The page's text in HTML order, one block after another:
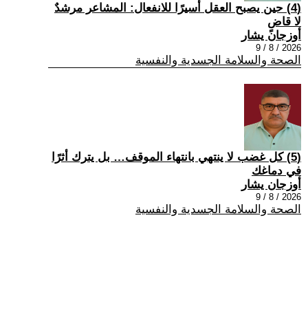
(4) حين يصبح العقل أسيرًا للانفعال: المشاعر مرشدٌ
لا قاضٍ
أوزجان يشار
2026 / 8 / 9
الصحة والسلامة الجسدية والنفسية
(5) كل غضب لا ينتهي بانتهاء الموقف… بل يترك أثرًا
في دماغك
أوزجان يشار
2026 / 8 / 9
الصحة والسلامة الجسدية والنفسية